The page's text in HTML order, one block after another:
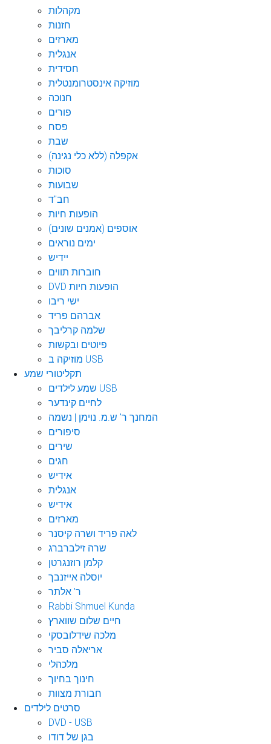
מקהלות
חזנות
מארזים
אנגלית
חסידית
מוזיקה אינסטרומנטלית
חנוכה
פורים
פסח
שבת
אקפלה (ללא כלי נגינה)
סוכות
שבועות
חב"ד
הופעות חיות
אוספים (אמנים שונים)
ימים נוראים
יידיש
חוברות תווים
DVD הופעות חיות
ישי ריבו
אברהם פריד
שלמה קרליבך
פיוטים ובקשות
מוזיקה ב USB
תקליטורי שמע
שמע לילדים USB
לחיים קינדער
המחנך ר' ש.מ. נוימן | נשמה
סיפורים
שירים
חגים
אידיש
אנגלית
אידיש
מארזים
לאה פריד ושרה קיסנר
שרה זילברברג
קלמן רוזנגרטן
יוסלה אייזנבך
ר' אלתר
Rabbi Shmuel Kunda
חיים שלום שווארץ
מלכה שידלובסקי
אריאלה סביר
מלכהלי
חינוך בחיוך
חבורת מצוות
סרטים לילדים
DVD - USB
בגן של דודו